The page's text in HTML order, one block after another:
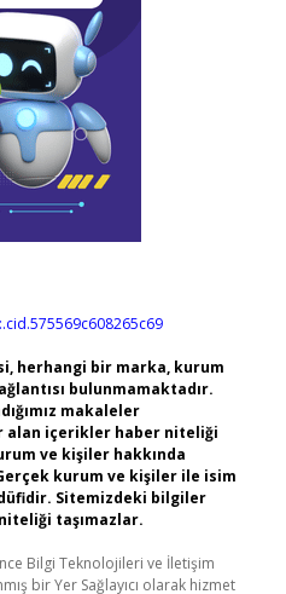
herhangi bir marka, kurum
bulunmamaktadır.
makaleler
alan içerikler haber niteliği
ve kişiler hakkında
kurum ve kişiler ile isim
Sitemizdeki bilgiler
taşımazlar.
Bilgi Teknolojileri ve İletişim
bir Yer Sağlayıcı olarak hizmet